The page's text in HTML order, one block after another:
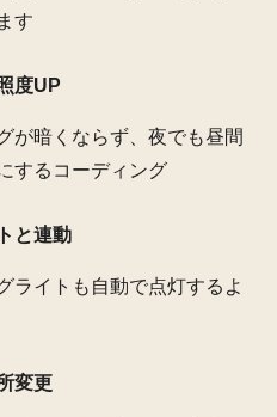
す
度UP
が暗くならず、夜でも昼間
するコーディング
と連動
ライトも自動で点灯するよ
変更